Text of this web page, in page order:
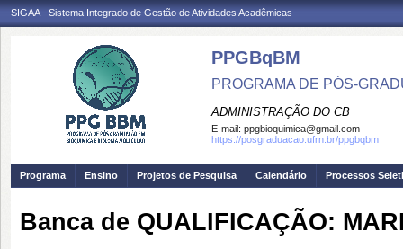
SIGAA - Sistema Integrado de Gestão de Atividades Acadêmicas
PPGBqBM
PROGRAMA DE PÓS-
ADMINISTRAÇÃO DO CB
E-mail: ppgbioquimica@gmail.com
https://posgraduacao.ufrn.br/ppgbqbm
Programa Ensino Projetos de Pesquisa Calendário Processos
Banca de QUALIFICAÇÃO: